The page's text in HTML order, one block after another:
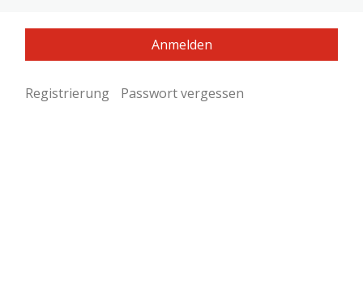
Registrierung Passwort vergessen